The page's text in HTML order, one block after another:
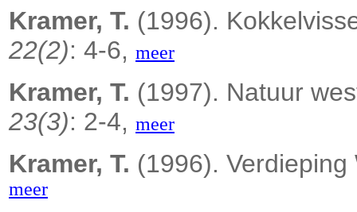
Kramer, T. (1996).
22(2): 4-6, meer
Kramer, T. (1997). Natuur
23(3): 2-4, meer
Kramer, T. (1996).
meer